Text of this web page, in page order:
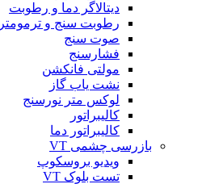
دیتالاگر دما و رطوبت
رطوبت سنج و ترمومتر
صوت سنج
فشارسنج
مولتی فانکشن
نشت یاب گاز
لوکس متر نورسنج
کالیبراتور
کالیبراتور دما
بازرسی چشمی VT
ویدیو بروسکوپ
تست بلوک VT